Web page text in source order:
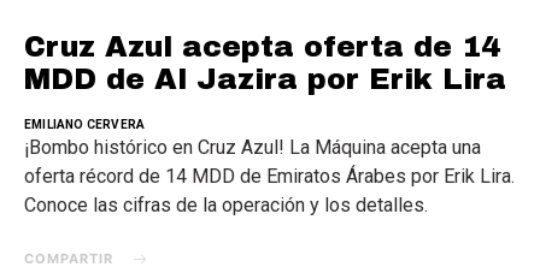
Cruz Azul acepta oferta de 14
MDD de Al Jazira por Erik Lira
EMILIANO CERVERA
¡Bombo histórico en Cruz Azul! La Máquina acepta una
oferta récord de 14 MDD de Emiratos Árabes por Erik Lira.
Conoce las cifras de la operación y los detalles.
COMPARTIR